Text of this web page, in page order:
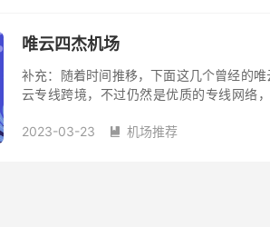
唯云四杰机场
补充：随着时间推移，下面这几个曾经的
云专线跨境，不过仍然是优质的专线网络
的机场...
2023-03-23  机场推荐